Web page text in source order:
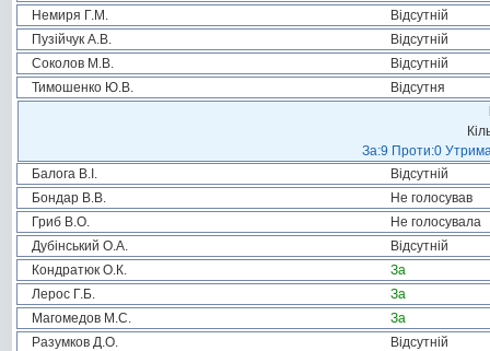
Немиря Г.М.
Відсутній
Пузійчук А.В.
Відсутній
Соколов М.В.
Відсутній
Тимошенко Ю.В.
Відсутня
За:9 Проти:0
Балога В.І.
Відсутній
Бондар В.В.
Не голосував
Гриб В.О.
Не голосувала
Дубінський О.А.
Відсутній
Кондратюк О.К.
За
Лерос Г.Б.
За
Магомедов М.С.
За
Разумков Д.О.
Відсутній